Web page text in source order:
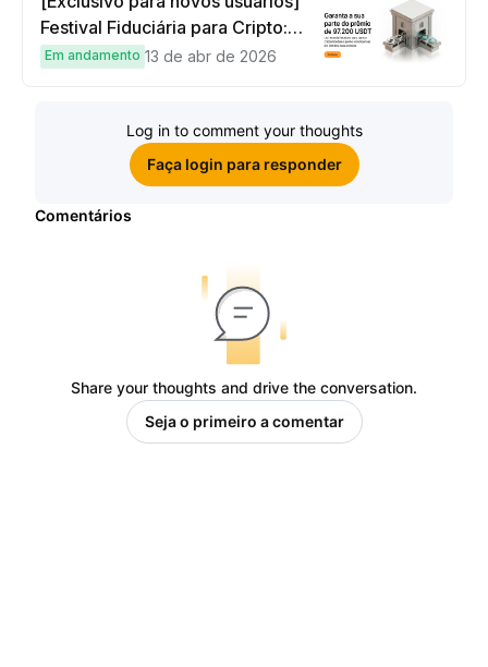
Festival Fiduciária para Cripto:
complete tarefas simples e
Em andamento 13 de abr de 2026
Log in to comment your thoughts
Faça login para responder
Comentários
Share your thoughts and drive the conversation.
Seja o primeiro a comentar